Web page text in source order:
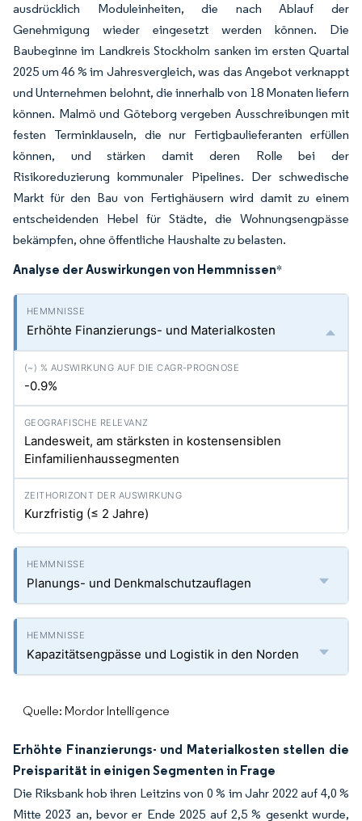
ausdrücklich Moduleinheiten, die nach Ablauf der
Genehmigung wieder eingesetzt werden können. Die
Baubeginne im Landkreis Stockholm sanken im ersten Quartal
2025 um 46 % im Jahresvergleich, was das Angebot verknappt
und Unternehmen belohnt, die innerhalb von 18 Monaten liefern
können. Malmö und Göteborg vergeben Ausschreibungen mit
festen Terminklauseln, die nur Fertigbaulieferanten erfüllen
können, und stärken damit deren Rolle bei der
Risikoreduzierung kommunaler Pipelines. Der schwedische
Markt für den Bau von Fertighäusern wird damit zu einem
entscheidenden Hebel für Städte, die Wohnungsengpässe
bekämpfen, ohne öffentliche Haushalte zu belasten.
Analyse der Auswirkungen von Hemmnissen*
Erhöhte Finanzierungs- und Materialkosten
-0.9%
Landesweit, am stärksten in kostensensiblen
Einfamilienhaussegmenten
Kurzfristig (≤ 2 Jahre)
Planungs- und Denkmalschutzauflagen
Kapazitätsengpässe und Logistik in den Norden
Quelle: Mordor Intelligence
Erhöhte Finanzierungs- und Materialkosten stellen die
Preisparität in einigen Segmenten in Frage
Die Riksbank hob ihren Leitzins von 0 % im Jahr 2022 auf 4,0 %
Mitte 2023 an, bevor er Ende 2025 auf 2,5 % gesenkt wurde,